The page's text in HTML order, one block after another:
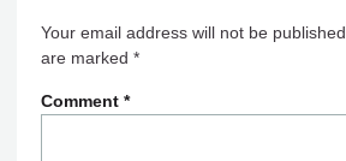
Your email address will not be published.
are marked *
Comment *